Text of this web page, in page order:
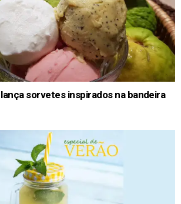
sorvetes inspirados na bandeira